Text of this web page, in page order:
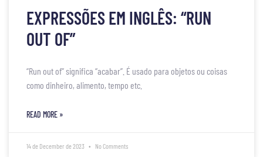
EXPRESSÕES EM INGLÊS: “RUN
OUT OF”
“Run out of” significa “acabar”. É usado para objetos ou coisas
como dinheiro, alimento, tempo etc.
READ MORE »
14 de December de 2023 No Comments